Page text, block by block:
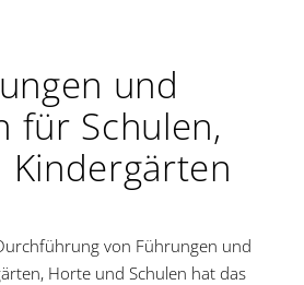
und
für Schulen,
von Führungen und
Horte und Schulen hat das